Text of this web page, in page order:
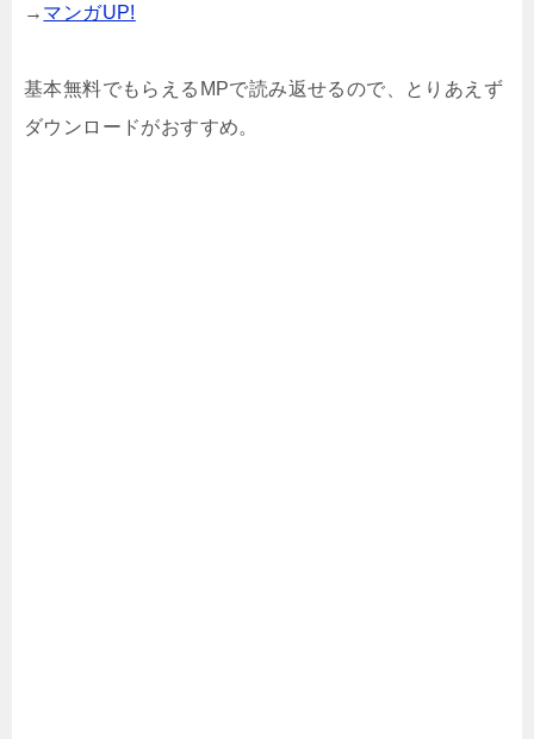
→ マンガUP!
基本無料でもらえるMPで読み返せるので、とりあえず
ダウンロードがおすすめ。